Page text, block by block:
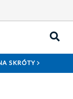
SKRÓTY